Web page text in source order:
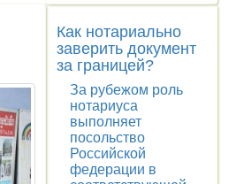
Как нотариально
заверить документ
за границей?
За рубежом роль
нотариуса
выполняет
посольство
Российской
федерации в